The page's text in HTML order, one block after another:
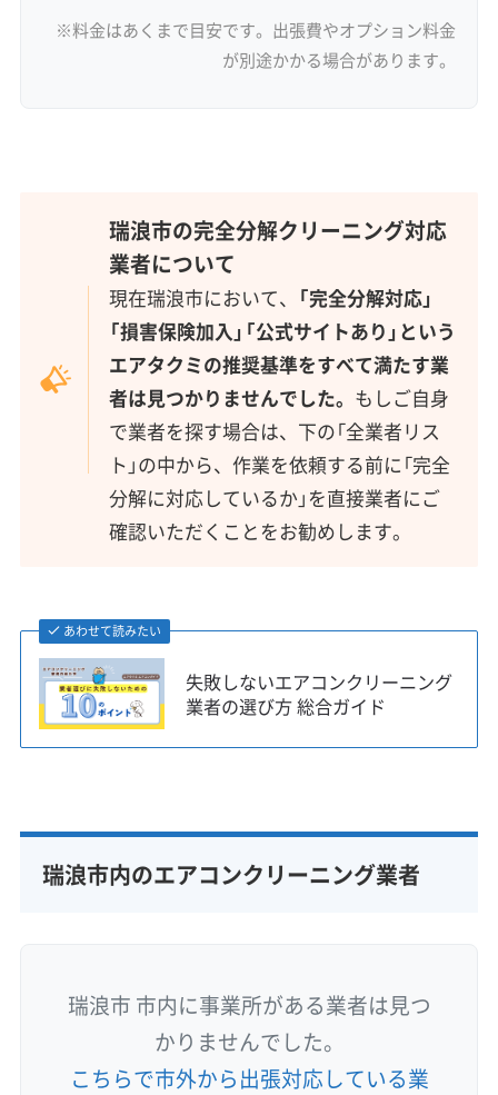
※料金はあくまで目安です。出張費やオプション料金
が別途かかる場合があります。
瑞浪市の完全分解クリーニング対応
業者について
現在瑞浪市において、 「完全分解対応」
「損害保険加入」「公式サイトあり」という
エアタクミの推奨基準をすべて満たす業
者は見つかりませんでした。 もしご自身
で業者を探す場合は、下の「全業者リス
ト」の中から、作業を依頼する前に「完全
分解に対応しているか」を直接業者にご
確認いただくことをお勧めします。
あわせて読みたい
失敗しないエアコンクリーニング
業者の選び方 総合ガイド
瑞浪市内のエアコンクリーニング業者
瑞浪市 市内に事業所がある業者は見つ
かりませんでした。
こちらで市外から出張対応している業